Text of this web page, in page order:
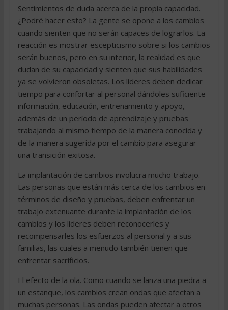
Sentimientos de duda acerca de la propia capacidad.
¿Podré hacer esto? La gente se opone a los cambios
cuando sienten que no serán capaces de lograrlos. La
reacción es mostrar escepticismo sobre si los cambios
serán buenos, pero en su interior, la realidad es que
dudan de su capacidad y sienten que sus habilidades
ya se volvieron obsoletas. Los líderes deben dedicar
tiempo para confortar al personal dándoles suficiente
información, educación, entrenamiento y apoyo,
además de un período de aprendizaje y pruebas
trabajando al mismo tiempo de la manera conocida y
de la manera sugerida por el cambio para asegurar
una transición exitosa.
La implantación de cambios involucra mucho trabajo.
Las personas que están más cerca de los cambios en
términos de diseño y pruebas, deben enfrentar un
trabajo extenuante durante la implantación de los
cambios y los líderes deben reconocerles y
recompensarles los esfuerzos al personal y a sus
familias, las cuales a menudo también tienen que
enfrentar sacrificios.
El efecto de la ola. Como cuando se lanza una piedra a
un estanque, los cambios crean ondas que afectan a
muchas personas. Las ondas pueden afectar a otros